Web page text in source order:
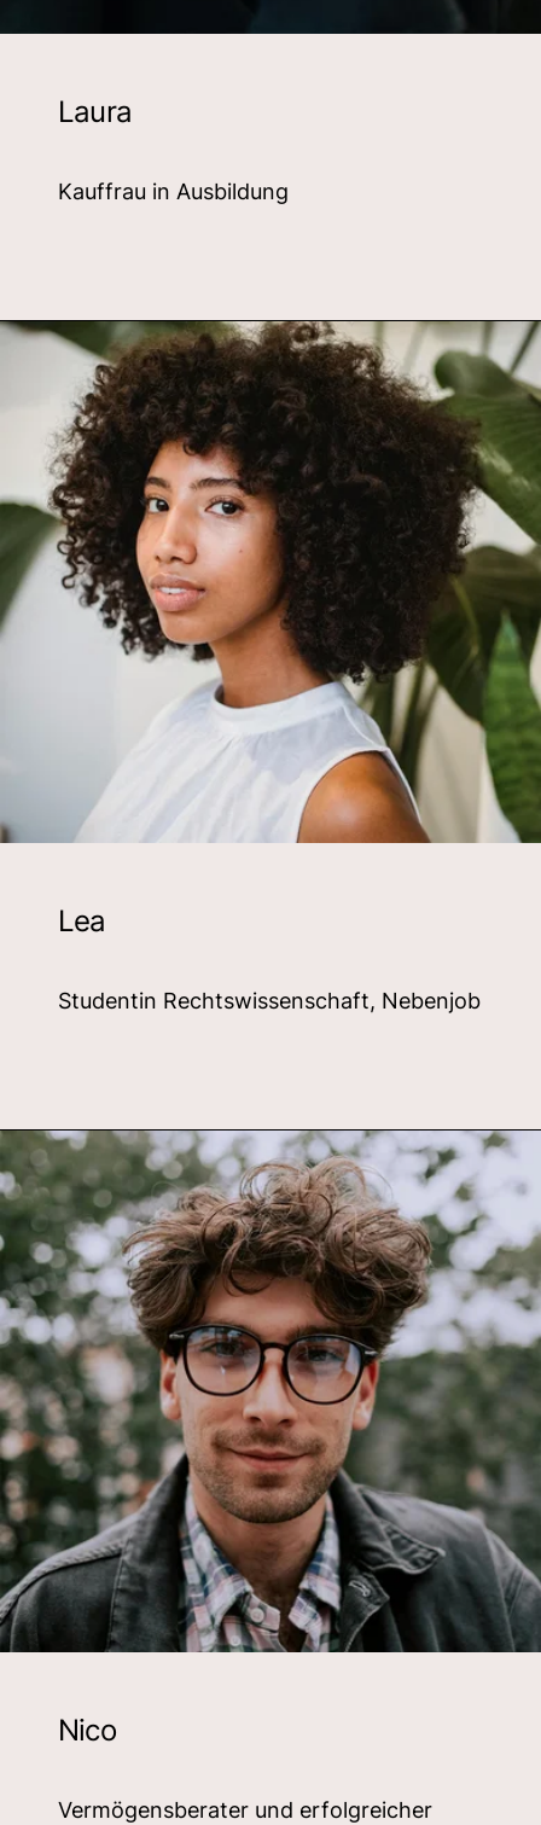
Laura
Kauffrau in Ausbildung
Lea
Studentin Rechtswissenschaft, Nebenjob
Nico
Vermögensberater und erfolgreicher